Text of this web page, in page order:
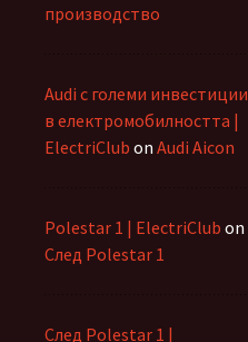
производство
Audi с големи инвестиции
в електромобилността |
ElectriClub on Audi Aicon
Polestar 1 | ElectriClub on
След Polestar 1
След Polestar 1 |